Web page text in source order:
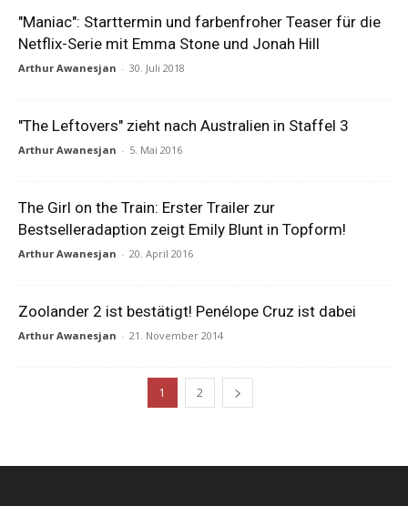
"Maniac": Starttermin und farbenfroher Teaser für die
Netflix-Serie mit Emma Stone und Jonah Hill
Arthur Awanesjan - 30. Juli 2018
"The Leftovers" zieht nach Australien in Staffel 3
Arthur Awanesjan - 5. Mai 2016
The Girl on the Train: Erster Trailer zur
Bestselleradaption zeigt Emily Blunt in Topform!
Arthur Awanesjan - 20. April 2016
Zoolander 2 ist bestätigt! Penélope Cruz ist dabei
Arthur Awanesjan - 21. November 2014
1 2